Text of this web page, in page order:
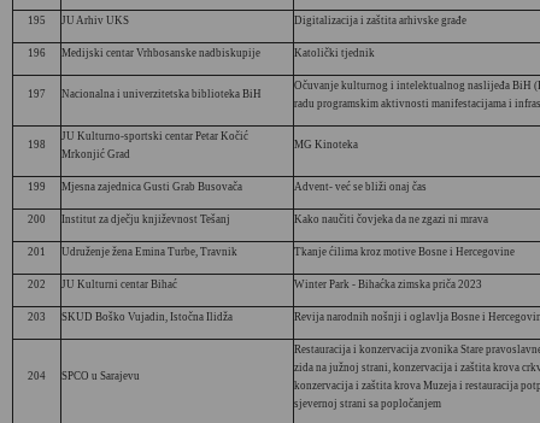
195 JU Arhiv UKS Digitalizacija i zaštita arhivske građe
196 Medijski centar Vrhbosanske nadbiskupije Katolički tjednik
197 Nacionalna i univerzitetska biblioteka BiH
Očuvanje kulturnog i intelektualnog naslijeđa BiH
radu programskim aktivnosti manifestacijama i
198
JU Kulturno-sportski centar Petar Kočić
Mrkonjić Grad
MG Kinoteka
199 Mjesna zajednica Gusti Grab Busovača Advent- već se bliži onaj čas
200 Institut za dječju književnost Tešanj Kako naučiti čovjeka da ne zgazi ni mrava
201 Udruženje žena Emina Turbe, Travnik Tkanje ćilima kroz motive Bosne i Hercegovine
202 JU Kulturni centar Bihać Winter Park - Bihaćka zimska priča 2023
203 SKUD Boško Vujadin, Istočna Ilidža Revija narodnih nošnji i oglavlja Bosne i
204 SPCO u Sarajevu
Restauracija i konzervacija zvonika Stare
zida na južnoj strani, konzervacija i zaštita krova
konzervacija i zaštita krova Muzeja i restauracija
sjevernoj strani sa popločanjem